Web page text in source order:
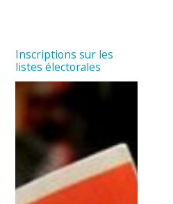
Inscriptions sur les
listes électorales